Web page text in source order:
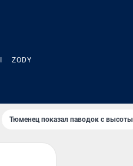
ZODY
Тюменец показал паводок с высоты